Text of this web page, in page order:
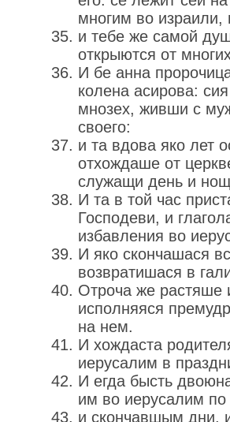
многим во
и тебе же самой
открыются от
И бе анна
колена асирова:
мнозех, живши с
своего:
и та вдова яко лет
отхождаше от
служащи день и
И та в той час
Господеви, и
избавления во
И яко скончашася
возвратишася в
Отроча же растяше
исполняяся
на нем.
И хождаста
иерусалим в
И егда бысть
им во иерусалим
и скончавшым